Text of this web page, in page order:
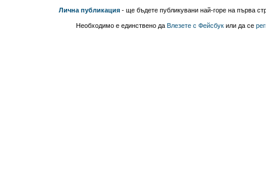
Лична публикация - ще бъдете публикувани най-горе на първа
Необходимо е единствено да Влезете с Фейсбукили да се